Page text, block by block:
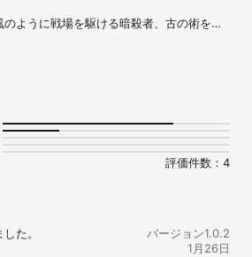
ように戦場を駆ける暗殺者、古の術を受
出会える「10連ガチャ」で、あなただけの
必ず手に入る「確定ガチャ」も搭載。狙っ
ンスを逃さない！
う！
つかる！ ◆
語や、所属する里の秘密を解き明かし、コ
評価件数：4
た。
バージョン1.0.2
1月26日